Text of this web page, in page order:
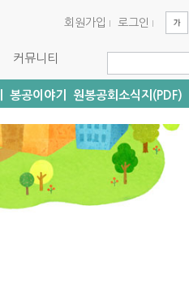
회원가입 로그인
커뮤니티
봉공이야기 원봉공회소식지(PDF)